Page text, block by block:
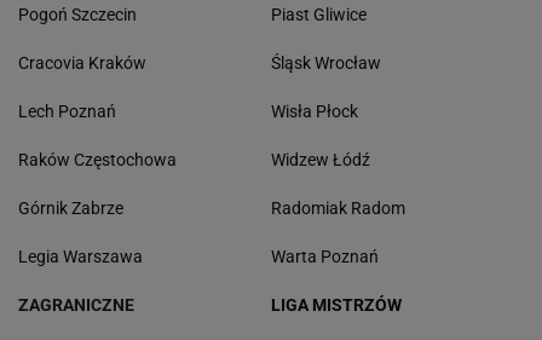
Pogoń Szczecin
Cracovia Kraków
Lech Poznań
Raków Częstochowa
Górnik Zabrze
Legia Warszawa
Piast Gliwice
Śląsk Wrocław
Wisła Płock
Widzew Łódź
Radomiak Radom
Warta Poznań
ZAGRANICZNE LIGA MISTRZÓW